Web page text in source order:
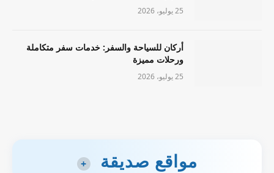
25 يوليو، 2026
أركان للسياحة والسفر: خدمات سفر متكاملة
ورحلات مميزة
25 يوليو، 2026
مواقع صديقة +